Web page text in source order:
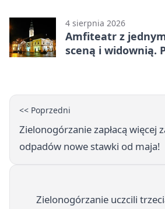
4 sierpnia 2026
Amfiteatr z
sceną i widownią.
<< Poprzedni
Zielonogórzanie zapłacą więcej
odpadów nowe stawki od maja!
Zielonogórzanie uczcili